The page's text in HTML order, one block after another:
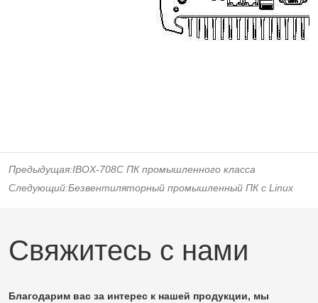
Предыдущая:IBOX-708C ПК промышленного класса
Следующий:Безвентиляторный промышленный ПК с Linux
Свяжитесь с нами
Благодарим вас за интерес к нашей продукции, мы